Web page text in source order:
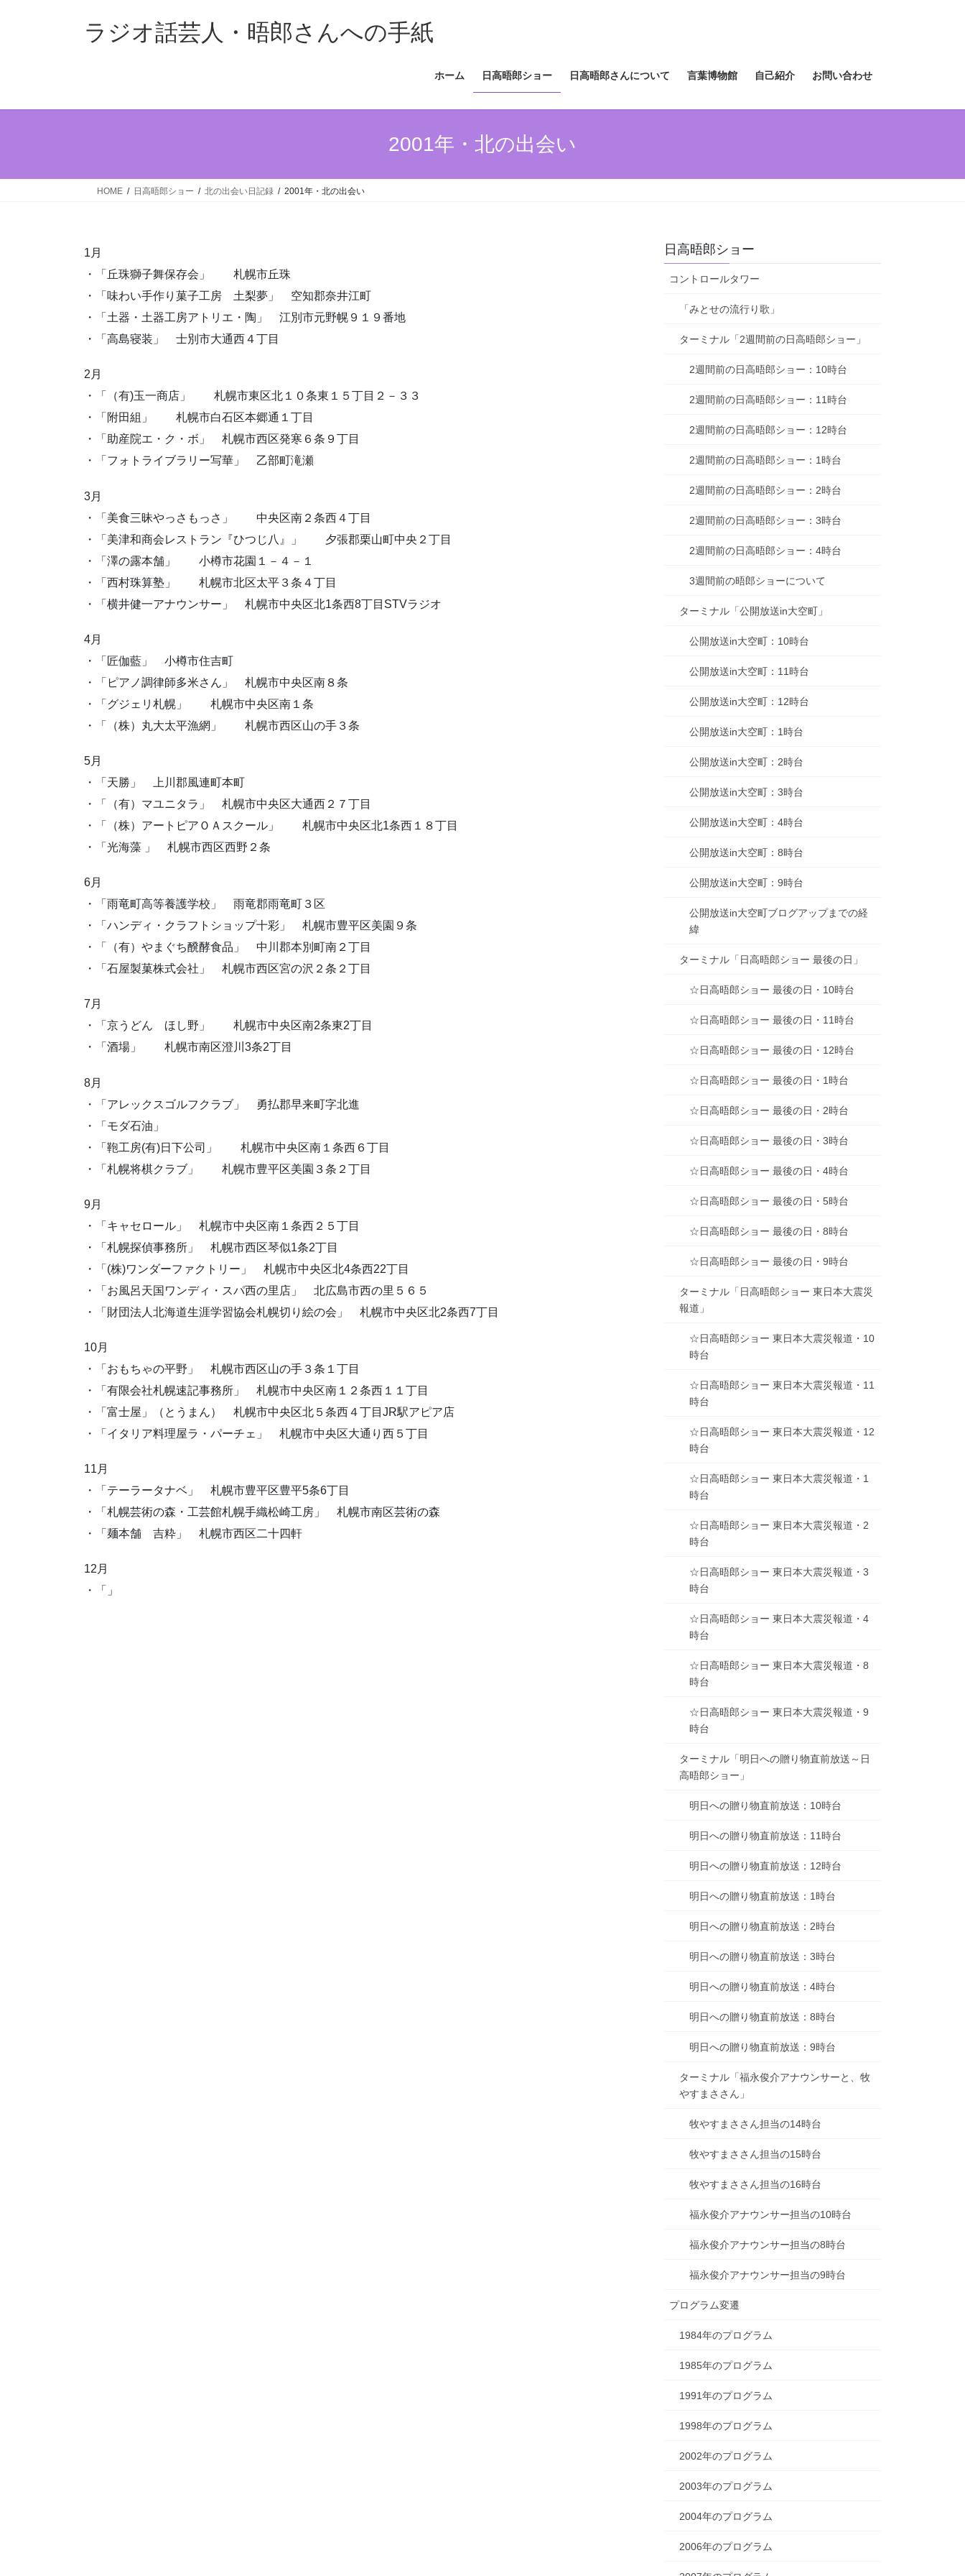
ス
ン
ラジオ話芸人・晤郎さんへの手紙
ホーム 日高晤郎ショー 日高晤郎さんについて 言葉博物館 自己紹介 お問い合わせ
2001年・北の出会い
HOME 日高晤郎ショー 北の出会い日記録 2001年・北の出会い
1月
・「丘珠獅子舞保存会」 札幌市丘珠
・「味わい手作り菓子工房 土梨夢」 空知郡奈井江町
・「土器・土器工房アトリエ・陶」 江別市元野幌９１９番地
・「高島寝装」 士別市大通西４丁目
2月
・「（有)玉一商店」 札幌市東区北１０条東１５丁目２－３３
・「附田組」 札幌市白石区本郷通１丁目
・「助産院エ・ク・ボ」 札幌市西区発寒６条９丁目
・「フォトライブラリー写華」 乙部町滝瀬
3月
・「美食三昧やっさもっさ」 中央区南２条西４丁目
・「美津和商会レストラン『ひつじ八』」 夕張郡栗山町中央２丁目
・「澤の露本舗」 小樽市花園１－４－１
・「西村珠算塾」 札幌市北区太平３条４丁目
・「横井健一アナウンサー」 札幌市中央区北1条西8丁目STVラジオ
4月
・「匠伽藍」 小樽市住吉町
・「ピアノ調律師多米さん」 札幌市中央区南８条
・「グジェリ札幌」 札幌市中央区南１条
・「（株）丸大太平漁網」 札幌市西区山の手３条
5月
・「天勝」 上川郡風連町本町
・「（有）マユニタラ」 札幌市中央区大通西２７丁目
・「（株）アートピアＯＡスクール」 札幌市中央区北1条西１８丁目
・「光海藻 」 札幌市西区西野２条
6月
・「雨竜町高等養護学校」 雨竜郡雨竜町３区
・「ハンディ・クラフトショップ十彩」 札幌市豊平区美園９条
・「（有）やまぐち醗酵食品」 中川郡本別町南２丁目
・「石屋製菓株式会社」 札幌市西区宮の沢２条２丁目
7月
・「京うどん ほし野」 札幌市中央区南2条東2丁目
・「酒場」 札幌市南区澄川3条2丁目
8月
・「アレックスゴルフクラブ」 勇払郡早来町字北進
・「モダ石油」
・「鞄工房(有)日下公司」 札幌市中央区南１条西６丁目
・「札幌将棋クラブ」 札幌市豊平区美園３条２丁目
9月
・「キャセロール」 札幌市中央区南１条西２５丁目
・「札幌探偵事務所」 札幌市西区琴似1条2丁目
・「(株)ワンダーファクトリー」 札幌市中央区北4条西22丁目
・「お風呂天国ワンディ・スパ西の里店」 北広島市西の里５６５
・「財団法人北海道生涯学習協会札幌切り絵の会」 札幌市中央区北2条西7丁目
10月
・「おもちゃの平野」 札幌市西区山の手３条１丁目
・「有限会社札幌速記事務所」 札幌市中央区南１２条西１１丁目
・「富士屋」（とうまん） 札幌市中央区北５条西４丁目JR駅アピア店
・「イタリア料理屋ラ・パーチェ」 札幌市中央区大通り西５丁目
11月
・「テーラータナベ」 札幌市豊平区豊平5条6丁目
・「札幌芸術の森・工芸館札幌手織松崎工房」 札幌市南区芸術の森
・「麺本舗 吉粋」 札幌市西区二十四軒
12月
・「」
日高晤郎ショー
コントロールタワー
「みとせの流行り歌」
ターミナル「2週間前の日高晤郎ショー」
2週間前の日高晤郎ショー：10時台
2週間前の日高晤郎ショー：11時台
2週間前の日高晤郎ショー：12時台
2週間前の日高晤郎ショー：1時台
2週間前の日高晤郎ショー：2時台
2週間前の日高晤郎ショー：3時台
2週間前の日高晤郎ショー：4時台
3週間前の晤郎ショーについて
ターミナル「公開放送in大空町」
公開放送in大空町：10時台
公開放送in大空町：11時台
公開放送in大空町：12時台
公開放送in大空町：1時台
公開放送in大空町：2時台
公開放送in大空町：3時台
公開放送in大空町：4時台
公開放送in大空町：8時台
公開放送in大空町：9時台
公開放送in大空町ブログアップまでの経
緯
ターミナル「日高晤郎ショー 最後の日」
☆日高晤郎ショー 最後の日・10時台
☆日高晤郎ショー 最後の日・11時台
☆日高晤郎ショー 最後の日・12時台
☆日高晤郎ショー 最後の日・1時台
☆日高晤郎ショー 最後の日・2時台
☆日高晤郎ショー 最後の日・3時台
☆日高晤郎ショー 最後の日・4時台
☆日高晤郎ショー 最後の日・5時台
☆日高晤郎ショー 最後の日・8時台
☆日高晤郎ショー 最後の日・9時台
ターミナル「日高晤郎ショー 東日本大震災
報道」
☆日高晤郎ショー 東日本大震災報道・10
時台
☆日高晤郎ショー 東日本大震災報道・11
時台
☆日高晤郎ショー 東日本大震災報道・12
時台
☆日高晤郎ショー 東日本大震災報道・1
時台
☆日高晤郎ショー 東日本大震災報道・2
時台
☆日高晤郎ショー 東日本大震災報道・3
時台
☆日高晤郎ショー 東日本大震災報道・4
時台
☆日高晤郎ショー 東日本大震災報道・8
時台
☆日高晤郎ショー 東日本大震災報道・9
時台
ターミナル「明日への贈り物直前放送～日
高晤郎ショー」
明日への贈り物直前放送：10時台
明日への贈り物直前放送：11時台
明日への贈り物直前放送：12時台
明日への贈り物直前放送：1時台
明日への贈り物直前放送：2時台
明日への贈り物直前放送：3時台
明日への贈り物直前放送：4時台
明日への贈り物直前放送：8時台
明日への贈り物直前放送：9時台
ターミナル「福永俊介アナウンサーと、牧
やすまささん」
牧やすまささん担当の14時台
牧やすまささん担当の15時台
牧やすまささん担当の16時台
福永俊介アナウンサー担当の10時台
福永俊介アナウンサー担当の8時台
福永俊介アナウンサー担当の9時台
プログラム変遷
1984年のプログラム
1985年のプログラム
1991年のプログラム
1998年のプログラム
2002年のプログラム
2003年のプログラム
2004年のプログラム
2006年のプログラム